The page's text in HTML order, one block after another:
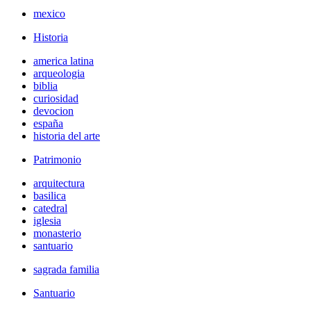
mexico
Historia
america latina
arqueologia
biblia
curiosidad
devocion
españa
historia del arte
Patrimonio
arquitectura
basilica
catedral
iglesia
monasterio
santuario
sagrada familia
Santuario